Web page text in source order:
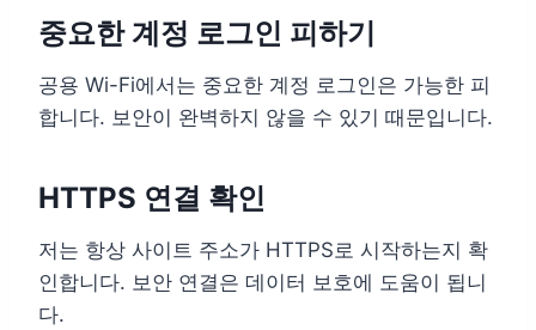
중요한 계정 로그인 피하기
공용 Wi-Fi에서는 중요한 계정 로그인은 가능한 피
합니다. 보안이 완벽하지 않을 수 있기 때문입니다.
HTTPS 연결 확인
저는 항상 사이트 주소가 HTTPS로 시작하는지 확
인합니다. 보안 연결은 데이터 보호에 도움이 됩니
다.